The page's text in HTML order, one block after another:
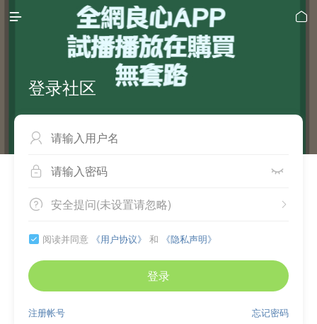
 
登录社区

 
 
安全提问(未设置请忽略)
 阅读并同意 《用户协议》 和 《隐私声明》
登录
忘记密码
注册帐号